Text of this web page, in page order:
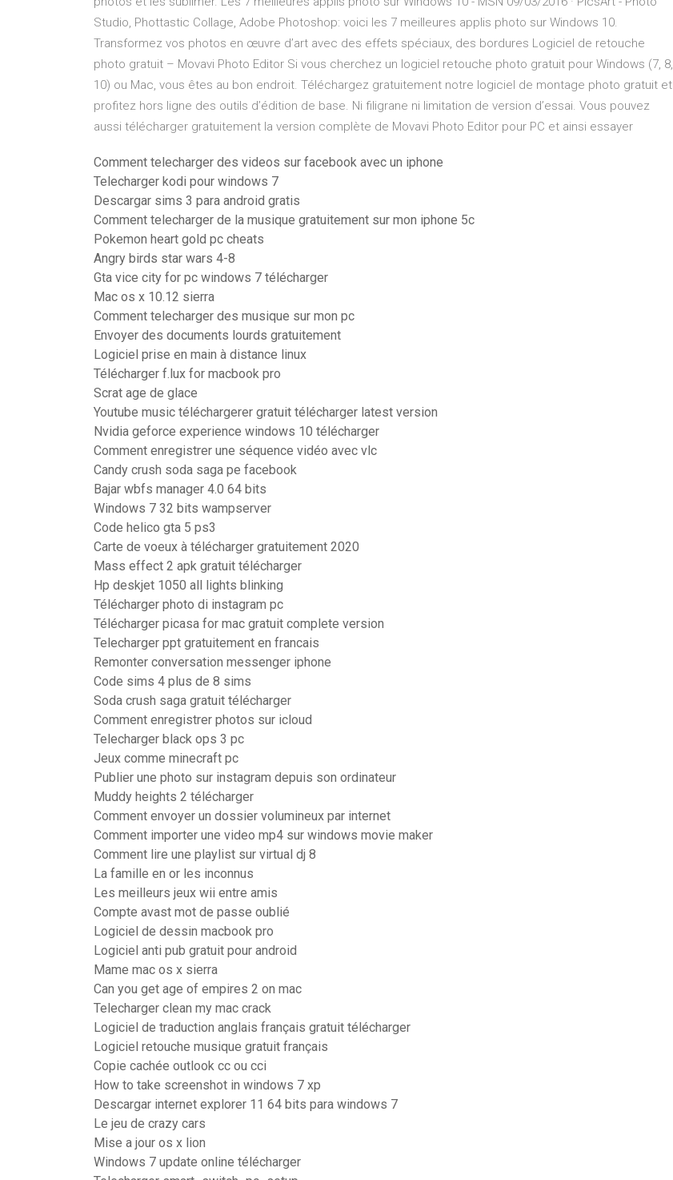
Studio, Phottastic Collage, Adobe Photoshop: voici les 7 meilleures applis photo sur Windows 10.
Transformez vos photos en œuvre d’art avec des effets spéciaux, des bordures Logiciel de retouche
photo gratuit – Movavi Photo Editor Si vous cherchez un logiciel retouche photo gratuit pour Windows (7, 8,
10) ou Mac, vous êtes au bon endroit. Téléchargez gratuitement notre logiciel de montage photo gratuit et
profitez hors ligne des outils d’édition de base. Ni filigrane ni limitation de version d’essai. Vous pouvez
aussi télécharger gratuitement la version complète de Movavi Photo Editor pour PC et ainsi essayer
Comment telecharger des videos sur facebook avec un iphone
Telecharger kodi pour windows 7
Descargar sims 3 para android gratis
Comment telecharger de la musique gratuitement sur mon iphone 5c
Pokemon heart gold pc cheats
Angry birds star wars 4-8
Gta vice city for pc windows 7 télécharger
Mac os x 10.12 sierra
Comment telecharger des musique sur mon pc
Envoyer des documents lourds gratuitement
Logiciel prise en main à distance linux
Télécharger f.lux for macbook pro
Scrat age de glace
Youtube music téléchargerer gratuit télécharger latest version
Nvidia geforce experience windows 10 télécharger
Comment enregistrer une séquence vidéo avec vlc
Candy crush soda saga pe facebook
Bajar wbfs manager 4.0 64 bits
Windows 7 32 bits wampserver
Code helico gta 5 ps3
Carte de voeux à télécharger gratuitement 2020
Mass effect 2 apk gratuit télécharger
Hp deskjet 1050 all lights blinking
Télécharger photo di instagram pc
Télécharger picasa for mac gratuit complete version
Telecharger ppt gratuitement en francais
Remonter conversation messenger iphone
Code sims 4 plus de 8 sims
Soda crush saga gratuit télécharger
Comment enregistrer photos sur icloud
Telecharger black ops 3 pc
Jeux comme minecraft pc
Publier une photo sur instagram depuis son ordinateur
Muddy heights 2 télécharger
Comment envoyer un dossier volumineux par internet
Comment importer une video mp4 sur windows movie maker
Comment lire une playlist sur virtual dj 8
La famille en or les inconnus
Les meilleurs jeux wii entre amis
Compte avast mot de passe oublié
Logiciel de dessin macbook pro
Logiciel anti pub gratuit pour android
Mame mac os x sierra
Can you get age of empires 2 on mac
Telecharger clean my mac crack
Logiciel de traduction anglais français gratuit télécharger
Logiciel retouche musique gratuit français
Copie cachée outlook cc ou cci
How to take screenshot in windows 7 xp
Descargar internet explorer 11 64 bits para windows 7
Le jeu de crazy cars
Mise a jour os x lion
Windows 7 update online télécharger